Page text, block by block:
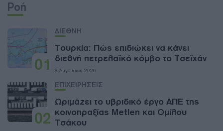
Ροή
01
ΔΙΕΘΝΗ
Τουρκία: Πώς επιδιώκει να κάνει
διεθνή πετρελαϊκό κόμβο το Τσεϊχάν
8 Αυγούστου 2026
02
ΕΠΙΧΕΙΡΗΣΕΙΣ
Ωριμάζει το υβριδικό έργο ΑΠΕ της
κοινοπραξίας Metlen και Ομίλου
Τσάκου